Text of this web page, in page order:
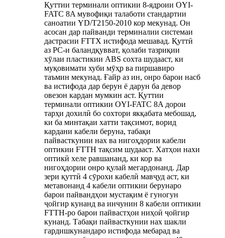
Қуттии терминали оптикии 8-ядроии OYI-
FATC 8A мувофиқи талаботи стандартии
саноатии YD/T2150-2010 кор мекунад. Он
асосан дар пайванди терминалии системаи
дастрасии FTTX истифода мешавад. Қуттӣ
аз PC-и баландқувват, қолаби тазриқии
хӯлаи пластикии ABS сохта шудааст, ки
муқовимати хуби мӯҳр ва пиршавиро
таъмин мекунад. Ғайр аз ин, онро барои насб
ва истифода дар берун ё дарун ба девор
овезон кардан мумкин аст. Қуттии
терминали оптикии OYI-FATC 8A дорои
тарҳи дохилӣ бо сохтори якқабата мебошад,
ки ба минтақаи хатти тақсимот, ворид
кардани кабели беруна, табақи
пайвасткунии нах ва нигоҳдории кабели
оптикии FTTH тақсим шудааст. Хатҳои нахи
оптикӣ хеле равшананд, ки кор ва
нигоҳдории онро қулай мегардонанд. Дар
зери қуттӣ 4 сӯрохи кабелӣ мавҷуд аст, ки
метавонанд 4 кабели оптикии берунаро
барои пайвандҳои мустақим ё гуногун
ҷойгир кунанд ва инчунин 8 кабели оптикии
FTTH-ро барои пайвастҳои ниҳоӣ ҷойгир
кунанд. Табақи пайвасткунии нах шакли
гардишкунандаро истифода мебарад ва